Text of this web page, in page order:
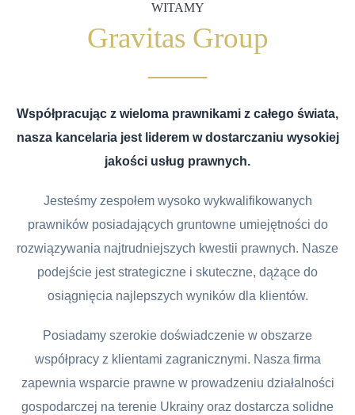
WITAMY
Gravitas Group
Współpracując z wieloma prawnikami z całego świata,
nasza kancelaria jest liderem w dostarczaniu wysokiej
jakości usług prawnych.
Jesteśmy zespołem wysoko wykwalifikowanych
prawników posiadających gruntowne umiejętności do
rozwiązywania najtrudniejszych kwestii prawnych. Nasze
podejście jest strategiczne i skuteczne, dążące do
osiągnięcia najlepszych wyników dla klientów.
Posiadamy szerokie doświadczenie w obszarze
współpracy z klientami zagranicznymi. Nasza firma
zapewnia wsparcie prawne w prowadzeniu działalności
gospodarczej na terenie Ukrainy oraz dostarcza solidne